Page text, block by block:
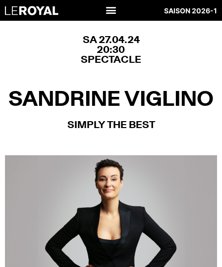
SAISON 2026-1
SA 27.04.24
20:30
SPECTACLE
SANDRINE VIGLINO
SIMPLY THE BEST